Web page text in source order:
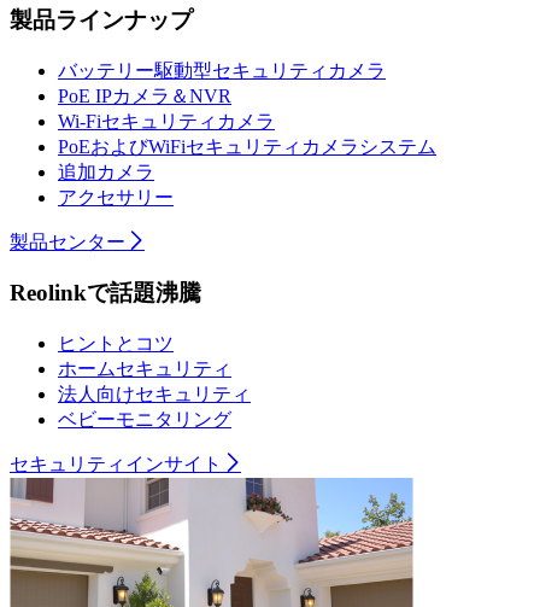
製品ラインナップ
バッテリー駆動型セキュリティカメラ
PoE IPカメラ＆NVR
Wi-Fiセキュリティカメラ
PoEおよびWiFiセキュリティカメラシステム
追加カメラ
アクセサリー
製品センター
Reolinkで話題沸騰
ヒントとコツ
ホームセキュリティ
法人向けセキュリティ
ベビーモニタリング
セキュリティインサイト